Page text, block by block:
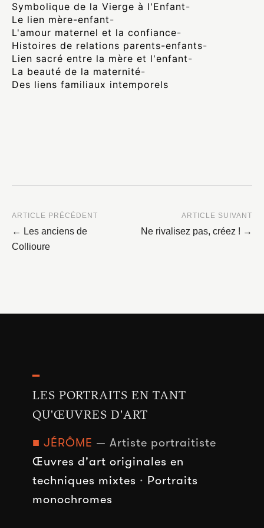
Symbolique de la Vierge à l'Enfant-
Le lien mère-enfant-
L'amour maternel et la confiance-
Histoires de relations parents-enfants-
Lien sacré entre la mère et l'enfant-
La beauté de la maternité-
Des liens familiaux intemporels
ARTICLE PRÉCÉDENT
← Les anciens de
Collioure
ARTICLE SUIVANT
Ne rivalisez pas, créez ! →
━
LES PORTRAITS EN TANT
QU'ŒUVRES D'ART
■ JÉRÔME — Artiste portraitiste
Œuvres d'art originales en
techniques mixtes · Portraits
monochromes